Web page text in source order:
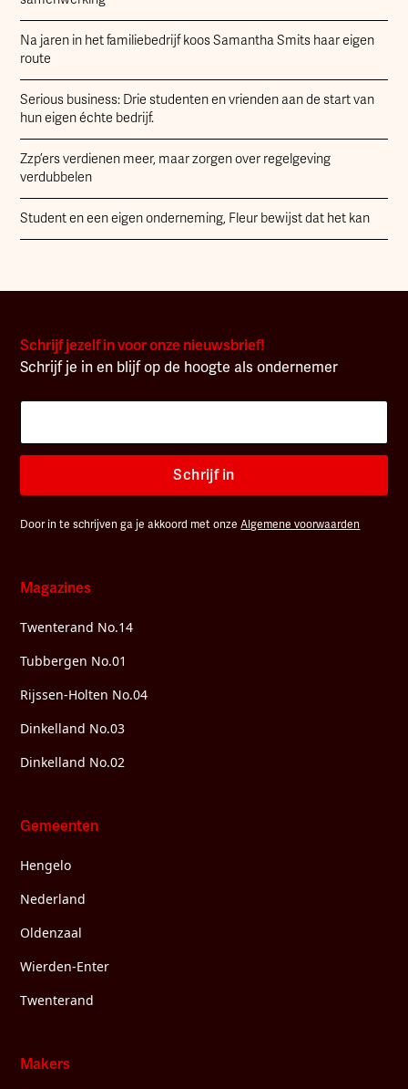
Na jaren in het familiebedrijf koos Samantha Smits haar eigen
route
Serious business: Drie studenten en vrienden aan de start van
hun eigen échte bedrijf.
Zzp’ers verdienen meer, maar zorgen over regelgeving
verdubbelen
Student en een eigen onderneming, Fleur bewijst dat het kan
Schrijf jezelf in voor onze nieuwsbrief!
Schrijf je in en blijf op de hoogte als ondernemer
Schrijf in
Door in te schrijven ga je akkoord met onzeAlgemene voorwaarden
Magazines
Twenterand No.14
Tubbergen No.01
Rijssen-Holten No.04
Dinkelland No.03
Dinkelland No.02
Gemeenten
Hengelo
Nederland
Oldenzaal
Wierden-Enter
Twenterand
Makers